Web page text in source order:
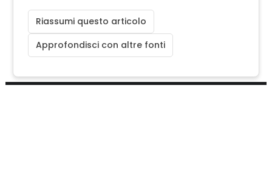
Riassumi questo articolo
Approfondisci con altre fonti